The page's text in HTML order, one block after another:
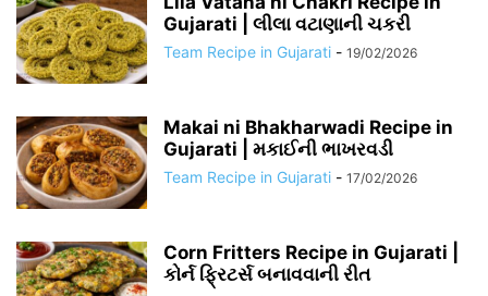
Gujarati | લીલા વટાણાની ચકરી
Team Recipe in Gujarati - 19/02/2026
Makai ni Bhakharwadi Recipe in
Gujarati | મકાઈની ભાખરવડી
Team Recipe in Gujarati - 17/02/2026
Corn Fritters Recipe in Gujarati |
કોર્ન ફ્રિટર્સ બનાવવાની રીત